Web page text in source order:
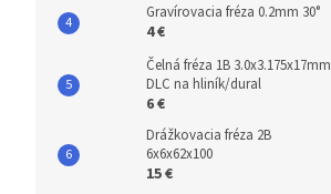
Gravírovacia fréza 0.2mm 30°
4 €
Čelná fréza 1B 3.0x3.175x17mm
DLC na hliník/dural
6 €
Drážkovacia fréza 2B
6x6x62x100
15 €